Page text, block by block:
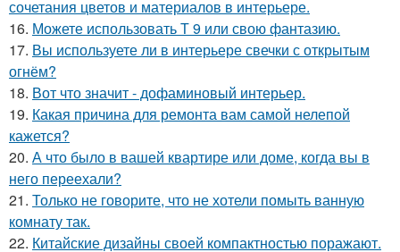
сочетания цветов и материалов в интерьере.
16. Можете использовать Т 9 или свою фантазию.
17. Вы используете ли в интерьере свечки с открытым
огнём?
18. Вот что значит - дофаминовый интерьер.
19. Какая причина для ремонта вам самой нелепой
кажется?
20. А что было в вашей квартире или доме, когда вы в
него переехали?
21. Только не говорите, что не хотели помыть ванную
комнату так.
22. Китайские дизайны своей компактностью поражают.